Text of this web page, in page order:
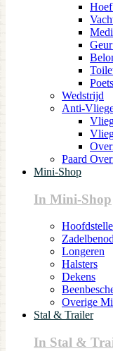
Wedstrijd
Anti-
Paard
Mini-Shop
In Mini-Shop
Longeren
Halsters
Dekens
Overige
Stal & Trailer
In Stal &